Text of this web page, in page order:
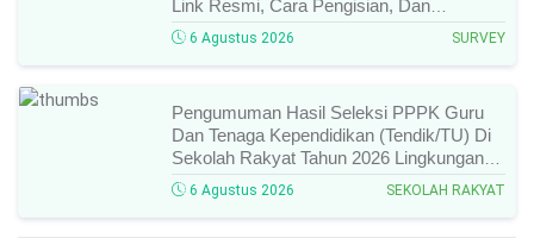
Link Resmi, Cara Pengisian, Dan
Ketentuan Lengkapnya!
6 Agustus 2026 SURVEY
Pengumuman Hasil Seleksi PPPK Guru
Dan Tenaga Kependidikan (Tendik/TU) Di
Sekolah Rakyat Tahun 2026 Lingkungan
Kementerian Sosial RI, Ini Daftar Nama
Peserta Yang Lolos!
6 Agustus 2026 SEKOLAH RAKYAT